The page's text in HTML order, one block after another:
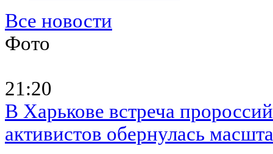
Все новости
Фото
21:20
В Харькове встреча
активистов обернулась